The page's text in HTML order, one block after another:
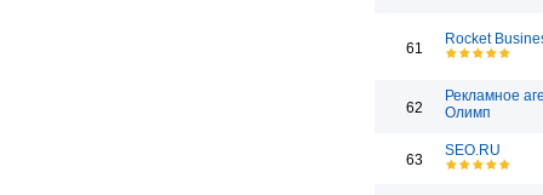
61
Rocket
62
Рекламное
Олимп
63
SEO.RU